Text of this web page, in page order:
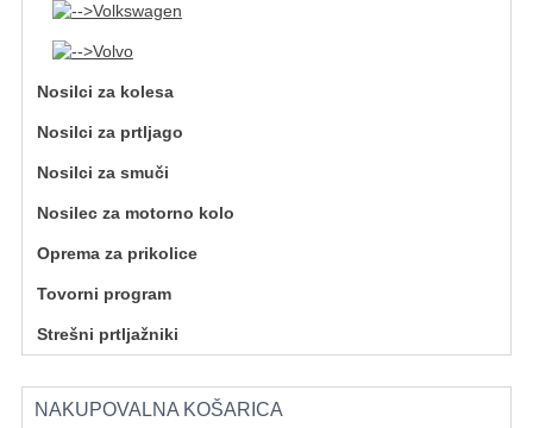
Volkswagen
Volvo
Nosilci za kolesa
Nosilci za prtljago
Nosilci za smuči
Nosilec za motorno kolo
Oprema za prikolice
Tovorni program
Strešni prtljažniki
NAKUPOVALNA KOŠARICA